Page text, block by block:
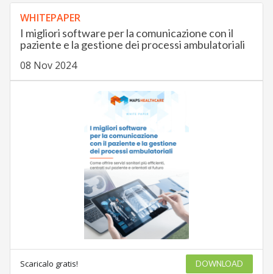
WHITEPAPER
I migliori software per la comunicazione con il
paziente e la gestione dei processi ambulatoriali
08 Nov 2024
Scaricalo gratis! DOWNLOAD